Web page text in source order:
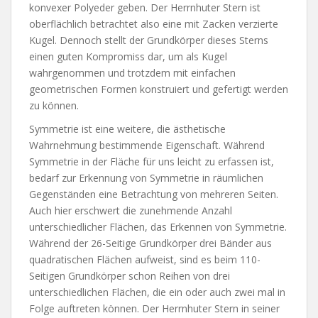
konvexer Polyeder geben. Der Herrnhuter Stern ist
oberflächlich betrachtet also eine mit Zacken verzierte
Kugel. Dennoch stellt der Grundkörper dieses Sterns
einen guten Kompromiss dar, um als Kugel
wahrgenommen und trotzdem mit einfachen
geometrischen Formen konstruiert und gefertigt werden
zu können.
Symmetrie ist eine weitere, die ästhetische
Wahrnehmung bestimmende Eigenschaft. Während
Symmetrie in der Fläche für uns leicht zu erfassen ist,
bedarf zur Erkennung von Symmetrie in räumlichen
Gegenständen eine Betrachtung von mehreren Seiten.
Auch hier erschwert die zunehmende Anzahl
unterschiedlicher Flächen, das Erkennen von Symmetrie.
Während der 26-Seitige Grundkörper drei Bänder aus
quadratischen Flächen aufweist, sind es beim 110-
Seitigen Grundkörper schon Reihen von drei
unterschiedlichen Flächen, die ein oder auch zwei mal in
Folge auftreten können. Der Herrnhuter Stern in seiner